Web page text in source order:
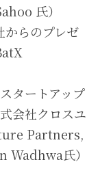
氏）
からのプレゼ
タートアップ
会社クロスユ
Partners,
氏）